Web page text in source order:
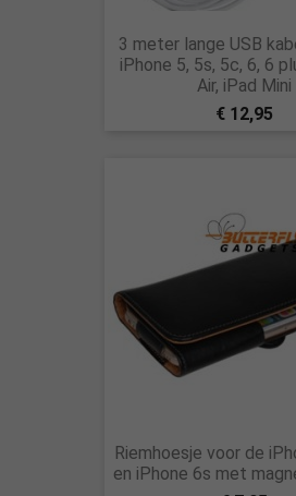
3 meter lange USB
iPhone 5, 5s, 5c, 6, 6
Air, iPad Mini
€ 12,95
Riemhoesje voor de
en iPhone 6s met